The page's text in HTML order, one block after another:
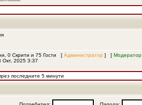
0 Скрити и 75 Гости [ Администратор ] [ Модератор
Окт, 2025 3:37
последните 5 минути